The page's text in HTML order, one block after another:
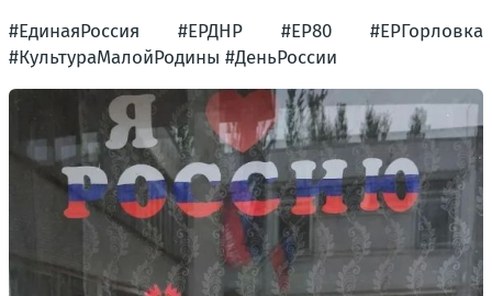
#ЕдинаяРоссия #ЕРДНР #ЕР80 #ЕРГорловка
#КультураМалойРодины #ДеньРоссии